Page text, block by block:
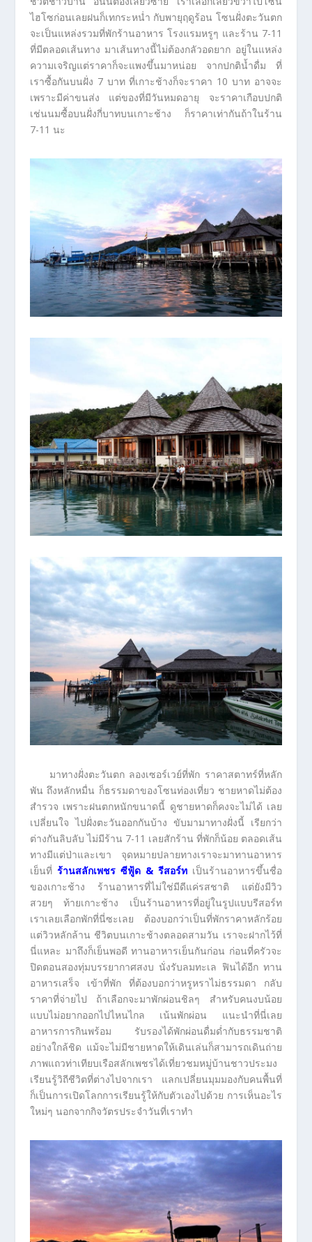
ไฮโซก่อนเลยฝนก็เทกระหน่ำ กับพายุฤดูร้อน โซนฝั่งตะวันตก
จะเป็นแหล่งรวมที่พักร้านอาหาร โรงแรมหรูๆ และร้าน 7-11
ที่มีตลอดเส้นทาง มาเส้นทางนี้ไม่ต้องกลัวอดยาก อยู่ในแหล่ง
ความเจริญแต่ราคาก็จะแพงขึ้นมาหน่อย จากปกติน้ำดื่ม ที่
เราซื้อกันบนฝั่ง 7 บาท ที่เกาะช้างก็จะราคา 10 บาท อาจจะ
เพราะมีค่าขนส่ง แต่ของที่มีวันหมดอายุ จะราคาเกือบปกติ
เช่นนมซื้อบนฝั่งกี่บาทบนเกาะช้าง ก็ราคาเท่ากันถ้าในร้าน
7-11 นะ
มาทางฝั่งตะวันตก ลองเซอร์เวย์ที่พัก ราคาสตาทร์ที่หลัก
พัน ถึงหลักหมื่น ก็ธรรมดาของโซนท่องเที่ยว ชายหาดไม่ต้อง
สำรวจ เพราะฝนตกหนักขนาดนี้ ดูชายหาดก็คงจะไม่ได้ เลย
เปลี่ยนใจ ไปฝั่งตะวันออกกันบ้าง ขับมามาทางฝั่งนี้ เรียกว่า
ต่างกันลิบลับ ไม่มีร้าน 7-11 เลยสักร้าน ที่พักก็น้อย ตลอดเส้น
ทางมีแต่ป่าและเขา จุดหมายปลายทางเราจะมาทานอาหาร
เย็นที่ ร้านสลักเพชร ซีฟู้ด & รีสอร์ท เป็นร้านอาหารขึ้นชื่อ
ของเกาะช้าง ร้านอาหารที่ไม่ใช่มีดีแค่รสชาติ แต่ยังมีวิว
สวยๆ ท้ายเกาะช้าง เป็นร้านอาหารที่อยู่ในรูปแบบรีสอร์ท
เราเลยเลือกพักที่นี่ซะเลย ต้องบอกว่าเป็นที่พักราคาหลักร้อย
แต่วิวหลักล้าน ชีวิตบนเกาะช้างตลอดสามวัน เราจะฝากไว้ที่
นี่แหละ มาถึงก็เย็นพอดี ทานอาหารเย็นกันก่อน ก่อนที่ครัวจะ
ปิดตอนสองทุ่มบรรยากาศสงบ นั่งรับลมทะเล ฟินได้อีก ทาน
อาหารเสร็จ เข้าที่พัก ที่ต้องบอกว่าหรูหราไม่ธรรมดา กลับ
ราคาที่จ่ายไป ถ้าเลือกจะมาพักผ่อนชิลๆ สำหรับคนงบน้อย
แบบไม่อยากออกไปไหนไกล เน้นพักผ่อน แนะนำที่นี่เลย
อาหารการกินพร้อม รับรองได้พักผ่อนดื่มด่ำกับธรรมชาติ
อย่างใกล้ชิด แม้จะไม่มีชายหาดให้เดินเล่นก็สามารถเดินถ่าย
ภาพแถวท่าเทียบเรือสลักเพชรได้เที่ยวชมหมู่บ้านชาวประมง
เรียนรู้วิถีชีวิตที่ต่างไปจากเรา แลกเปลี่ยนมุมมองกับคนพื้นที่
ก็เป็นการเปิดโลกการเรียนรู้ให้กับตัวเองไปด้วย การเห็นอะไร
ใหม่ๆ นอกจากกิจวัตรประจำวันที่เราทำ